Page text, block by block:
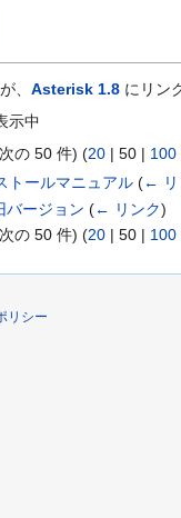
、 Asterisk 1.8 にリン
示中
次の 50 件) (20 | 50 | 100
トールマニュアル (← リ
バージョン (← リンク)
次の 50 件) (20 | 50 | 100
リシー